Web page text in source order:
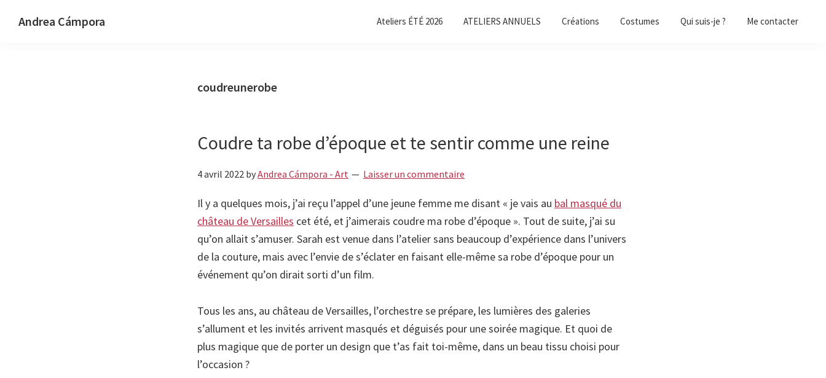
Andrea Cámpora Ateliers ÉTÉ 2026 ATELIERS ANNUELS Créations Costumes Qui suis-je ? Me contacter
coudreunerobe
Coudre ta robe d’époque et te sentir comme une reine
4 avril 2022 byAndrea Cámpora - Art Laisser un commentaire
Il y a quelques mois, j’ai reçu l’appel d’une jeune femme me disant « je vais au bal masqué du
château de Versailles cet été, et j’aimerais coudre ma robe d’époque ». Tout de suite, j’ai su
qu’on allait s’amuser. Sarah est venue dans l’atelier sans beaucoup d’expérience dans l’univers
de la couture, mais avec l’envie de s’éclater en faisant elle-même sa robe d’époque pour un
événement qu’on dirait sorti d’un film.
Tous les ans, au château de Versailles, l’orchestre se prépare, les lumières des galeries
s’allument et les invités arrivent masqués et déguisés pour une soirée magique. Et quoi de
plus magique que de porter un design que t’as fait toi-même, dans un beau tissu choisi pour
l’occasion ?